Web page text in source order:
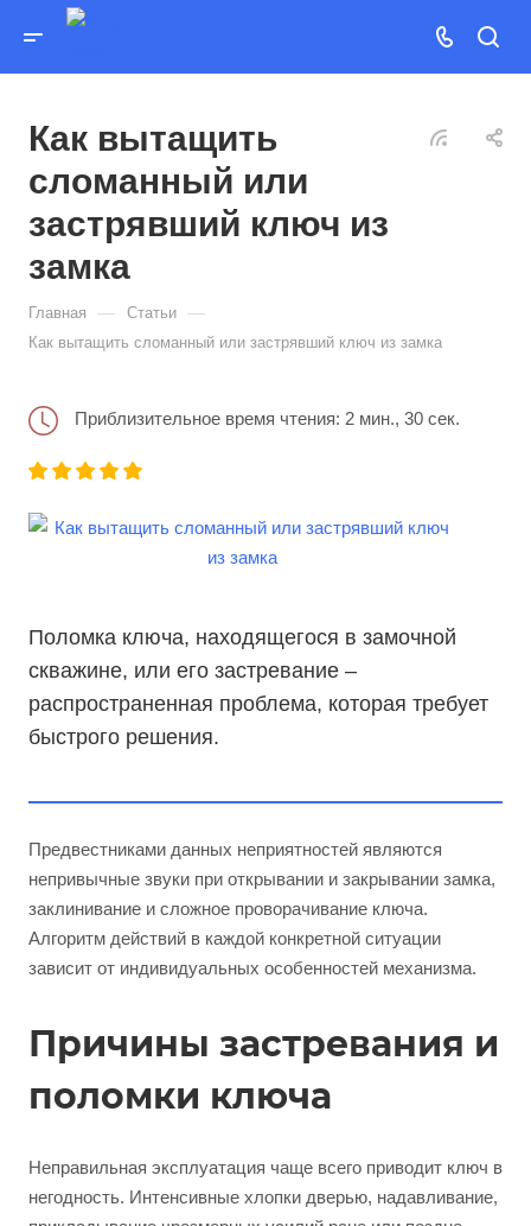
Как вытащить
сломанный или
застрявший ключ из
замка
Главная — Статьи —
Как вытащить сломанный или застрявший ключ из замка
Приблизительное время чтения: 2 мин., 30 сек.
Поломка ключа, находящегося в замочной
скважине, или его застревание –
распространенная проблема, которая требует
быстрого решения.
Предвестниками данных неприятностей являются
непривычные звуки при открывании и закрывании замка,
заклинивание и сложное проворачивание ключа.
Алгоритм действий в каждой конкретной ситуации
зависит от индивидуальных особенностей механизма.
Причины застревания и
поломки ключа
Неправильная эксплуатация чаще всего приводит ключ в
негодность. Интенсивные хлопки дверью, надавливание,